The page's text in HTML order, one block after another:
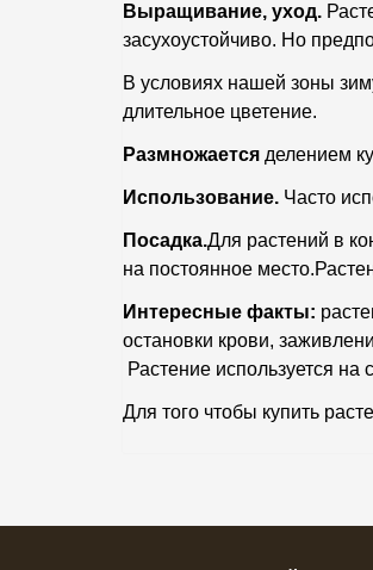
Выращивание, уход.
засухоустойчиво. Но
В условиях нашей зоны
длительное цветение.
Размножается делением
Использование. Часто
Посадка.Для растений в
на постоянное
Интересные факты:
остановки крови,
Растение используется на
Для того чтобы купить